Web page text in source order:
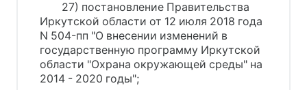
27) постановление Правительства
Иркутской области от 12 июля 2018 года
N 504-пп "О внесении изменений в
государственную программу Иркутской
области "Охрана окружающей среды" на
2014 - 2020 годы";